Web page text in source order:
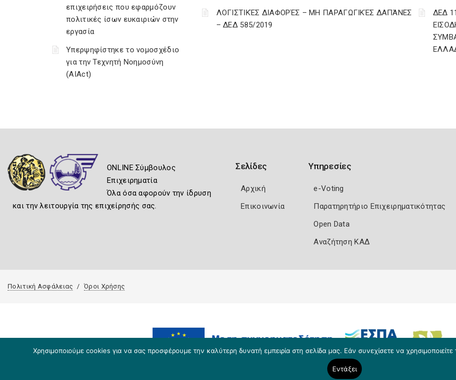
επιχειρήσεις που εφαρμόζουν
πολιτικές ίσων ευκαιριών στην
εργασία
Υπερψηφίστηκε το νομοσχέδιο
για την Τεχνητή Νοημοσύνη
(AIAct)
ΛΟΓΙΣΤΙΚΈΣ ΔΙΑΦΟΡΈΣ – ΜΗ ΠΑΡΑΓΩΓΙΚΈΣ ΔΑΠΆΝΕΣ
– ΔΕΔ 585/2019
ΔΕΔ
ONLINE Σύμβουλος
Επιχειρηματία
Όλα όσα αφορούν την ίδρυση
και την λειτουργία της επιχείρησής σας.
Σελίδες
Αρχική
Επικοινωνία
Υπηρεσίες
e-Voting
Παρατηρητήριο Επιχειρηματικότητας
Open Data
Αναζήτηση ΚΑΔ
Πολιτική Ασφάλειας Όροι Χρήσης
Χρησιμοποιούμε cookies για να σας προσφέρουμε την καλύτερη δυνατή εμπειρία στη σελίδα μας. Εάν συνεχίσετε να
Εντάξει